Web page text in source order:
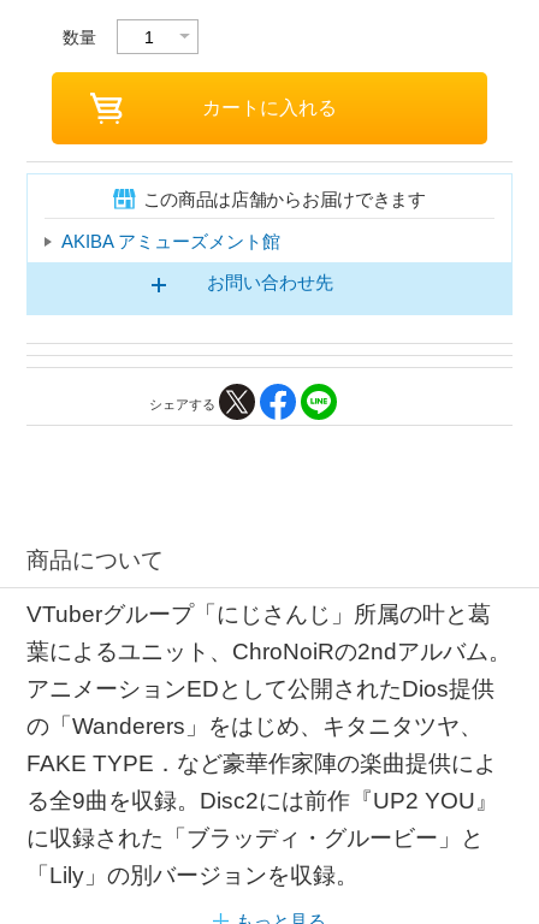
数量
この商品は店舗からお届けできます
AKIBA アミューズメント館
お問い合わせ先
シェアする
商品について
VTuberグループ「にじさんじ」所属の叶と葛
葉によるユニット、ChroNoiRの2ndアルバム。
アニメーションEDとして公開されたDios提供
の「Wanderers」をはじめ、キタニタツヤ、
FAKE TYPE．など豪華作家陣の楽曲提供によ
る全9曲を収録。Disc2には前作『UP2 YOU』
に収録された「ブラッディ・グルービー」と
「Lily」の別バージョンを収録。